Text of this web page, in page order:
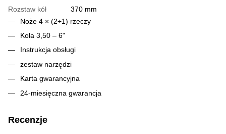
Rozstaw kół
370 mm
Noże 4 × (2+1) rzeczy
Koła 3,50 – 6"
Instrukcja obsługi
zestaw narzędzi
Karta gwarancyjna
24-miesięczna gwarancja
Recenzje